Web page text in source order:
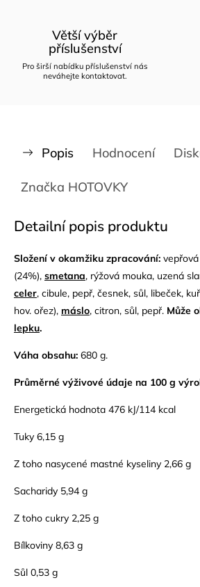
Větší výběr
příslušenství
Pro širší nabídku příslušenství nás
neváhejte kontaktovat.
Popis Hodnocení
Značka HOTOVKY
Detailní popis produktu
Složení v okamžiku zpracování:
(24%), smetana, rýžová mouka, uzená
celer, cibule, pepř, česnek, sůl, libeček,
hov. ořez), máslo, citron, sůl, pepř. Může
lepku.
Váha obsahu: 680 g.
Průměrné výživové údaje na 100 g
Energetická hodnota 476 kJ/114 kcal
Tuky 6,15 g
Z toho nasycené mastné kyseliny 2,66 g
Sacharidy 5,94 g
Z toho cukry 2,25 g
Bílkoviny 8,63 g
Sůl 0,53 g